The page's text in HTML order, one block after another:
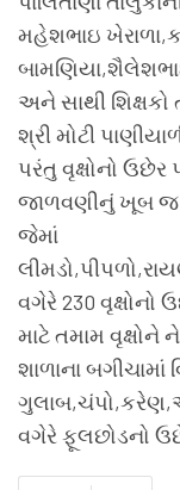
મહેશભાઇ
અને સાથી શિક્ષકો
શ્રી મોટી
પરંતુ વૃક્ષોનો ઉછેર
જાળવણીનું ખૂબ જ
જેમાં
વગેરે 230
માટે તમામ
શાળાના બગીચામાં
વગેરે ફૂલછોડનો